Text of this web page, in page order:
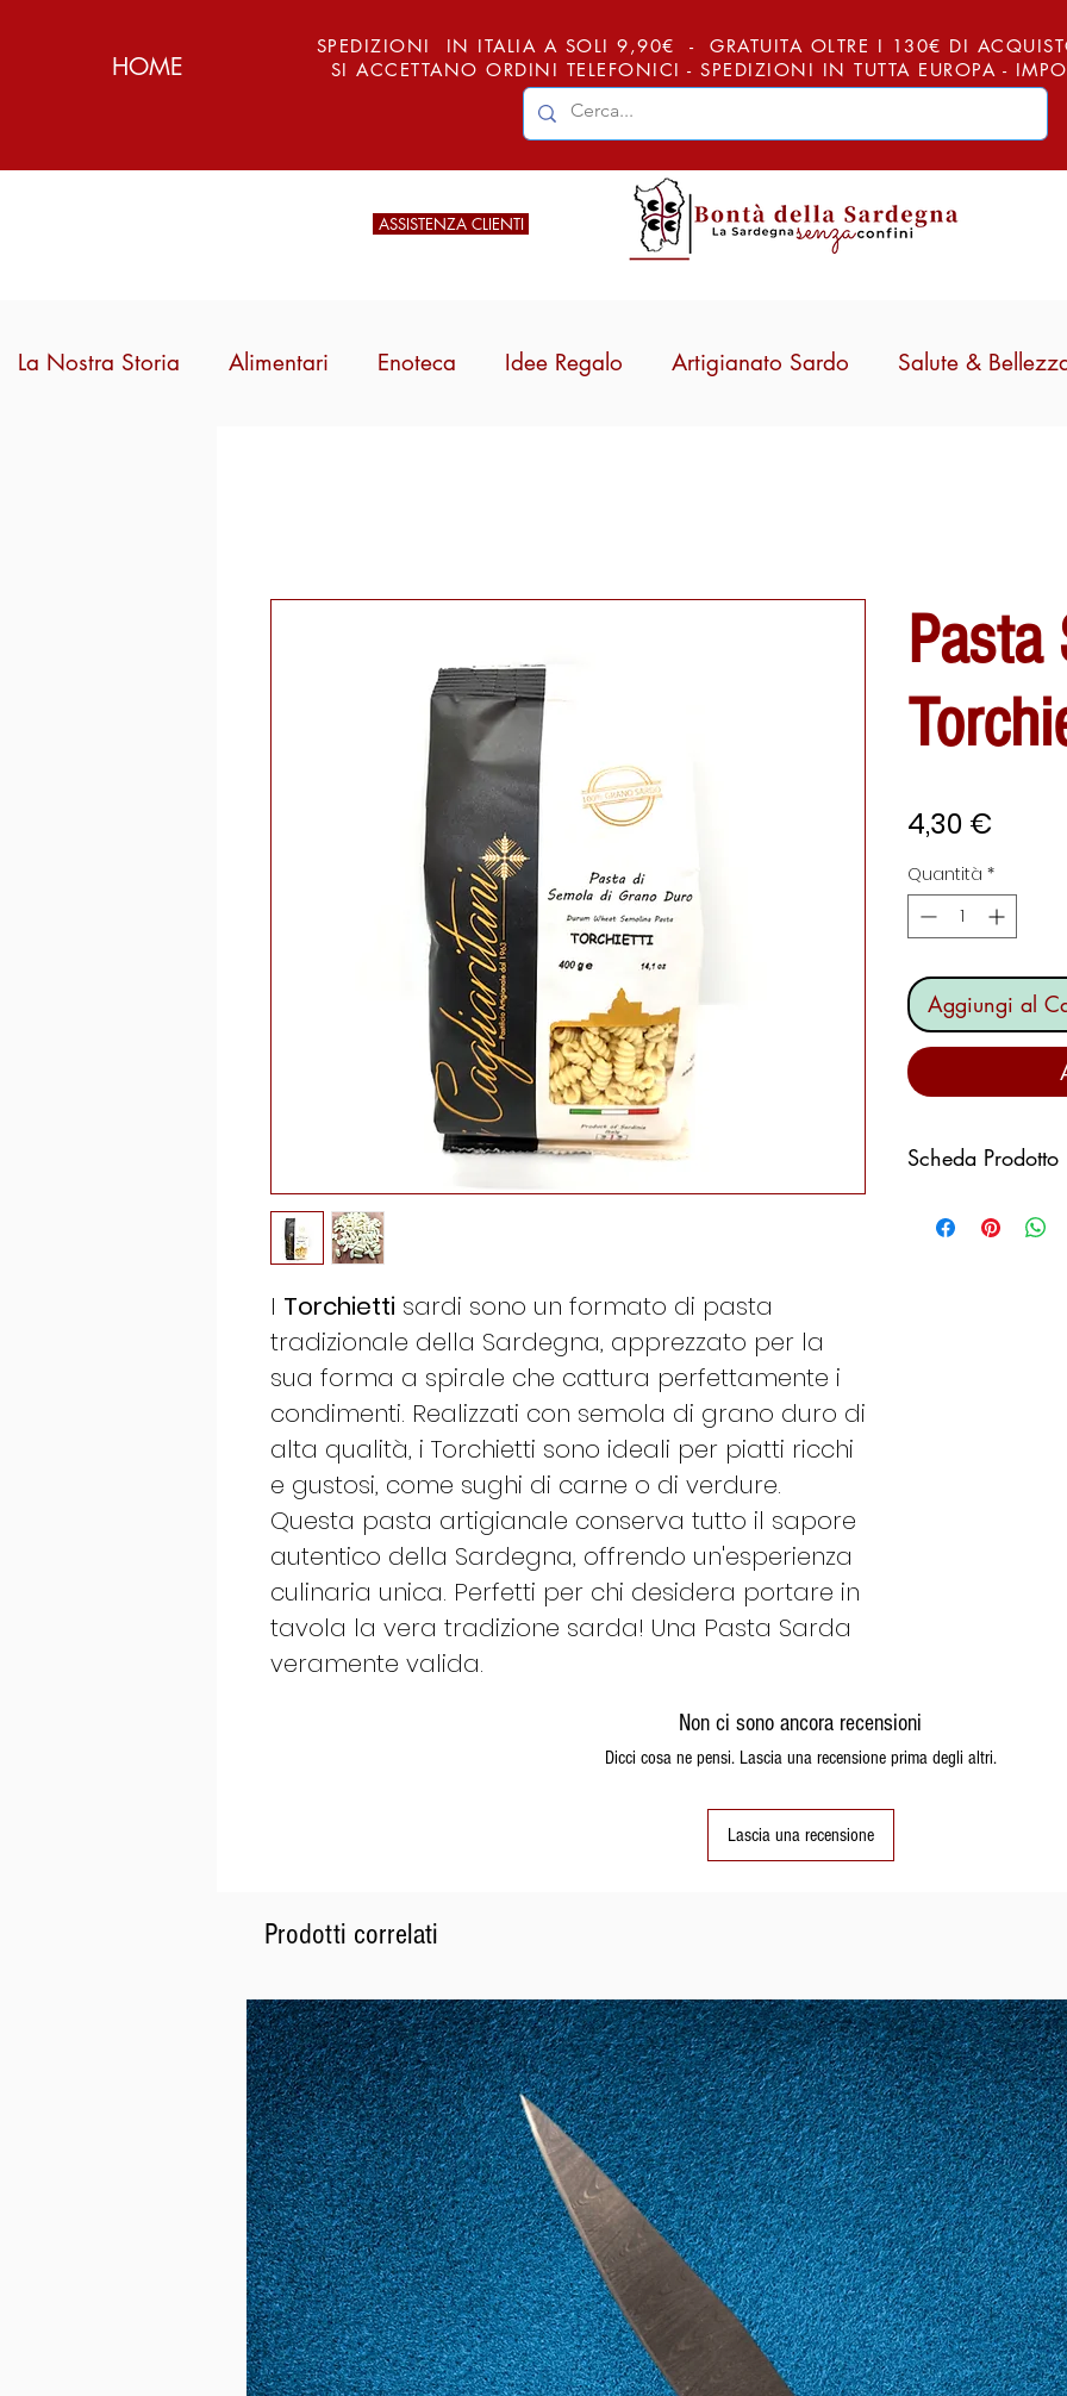
HOME
SPEDIZIONI IN ITALIA A SOLI 9,90€ - GRATUITA OLTRE I 130€ DI
SI ACCETTANO ORDINI TELEFONICI - SPEDIZIONI IN TUTTA EUROPA -
ASSISTENZA CLIENTI
La Nostra Storia Alimentari Enoteca Idee Regalo Artigianato Sardo Salute &
I Torchietti sardi sono un formato di pasta
tradizionale della Sardegna, apprezzato per la
sua forma a spirale che cattura perfettamente i
condimenti. Realizzati con semola di grano duro di
alta qualità, i Torchietti sono ideali per piatti ricchi
e gustosi, come sughi di carne o di verdure.
Questa pasta artigianale conserva tutto il sapore
autentico della Sardegna, offrendo un'esperienza
culinaria unica. Perfetti per chi desidera portare in
tavola la vera tradizione sarda! Una Pasta Sarda
veramente valida.
Pasta
4,30 €
Quantità *
Aggiungi al
Scheda Prodotto
Paese di
Proteine g/100g
Non ci sono ancora recensioni
Dicci cosa ne pensi. Lascia una recensione prima degli altri.
Lascia una recensione
Prodotti correlati